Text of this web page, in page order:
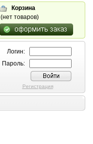
Корзина
(нет товаров)
Логин:
Пароль:
Регистрация